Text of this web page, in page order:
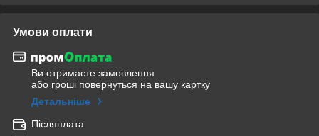
Умови оплати
Ви отримаєте замовлення
або гроші повернуться на вашу картку
Детальніше
Післяплата